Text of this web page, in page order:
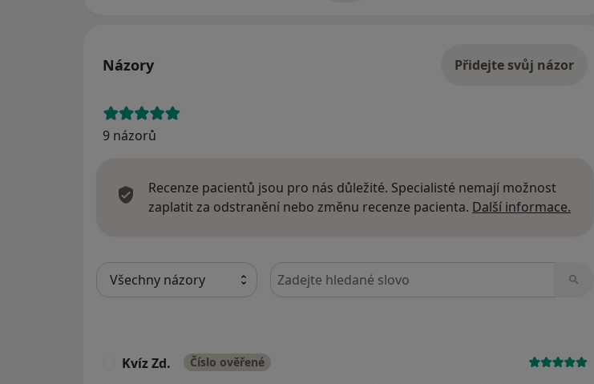
Názory Přidejte svůj názor
9 názorů
Recenze pacientů jsou pro nás důležité. Specialisté nemají možnost
zaplatit za odstranění nebo změnu recenze pacienta. Další informace.
Hledejte v názorech
Kvíz Zd. Číslo ověřené